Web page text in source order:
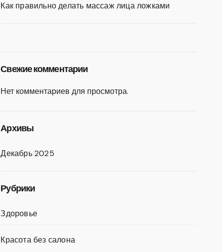
Как правильно делать массаж лица ложками
Свежие комментарии
Нет комментариев для просмотра.
Архивы
Декабрь 2025
Рубрики
Здоровье
Красота без салона